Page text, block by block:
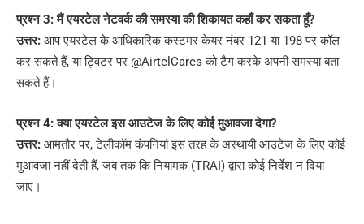
प्रश्न 3: मैं एयरटेल नेटवर्क की समस्या की शिकायत कहाँ कर सकता हूँ?
उत्तर: आप एयरटेल के आधिकारिक कस्टमर केयर नंबर 121 या 198 पर कॉल
कर सकते हैं, या ट्विटर पर @AirtelCares को टैग करके अपनी समस्या बता
सकते हैं।
प्रश्न 4: क्या एयरटेल इस आउटेज के लिए कोई मुआवजा देगा?
उत्तर: आमतौर पर, टेलीकॉम कंपनियां इस तरह के अस्थायी आउटेज के लिए कोई
मुआवजा नहीं देती हैं, जब तक कि नियामक (TRAI) द्वारा कोई निर्देश न दिया
जाए।